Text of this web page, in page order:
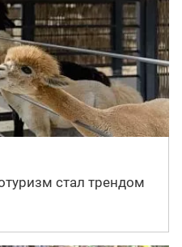
стал трендом